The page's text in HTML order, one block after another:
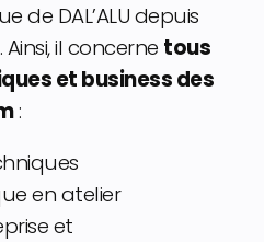
de DAL’ALU depuis
il concerne tous
et business des
:
en atelier
et